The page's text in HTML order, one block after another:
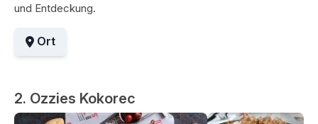
und Entdeckung.
Ort
2. Ozzies Kokorec